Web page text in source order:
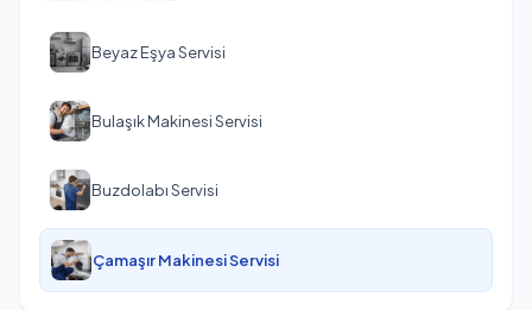
Beyaz Eşya Servisi
Bulaşık Makinesi Servisi
Buzdolabı Servisi
Çamaşır Makinesi Servisi